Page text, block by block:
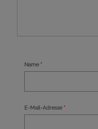
Name*
E-Mail-Adresse*